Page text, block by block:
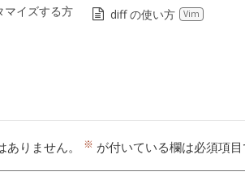
マイズする方
diff の使い方 Vim
りません。 ※ が付いている欄は必須項